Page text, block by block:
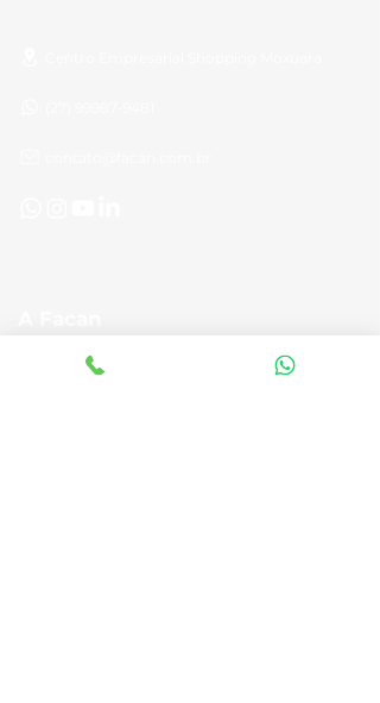
Sobre nós